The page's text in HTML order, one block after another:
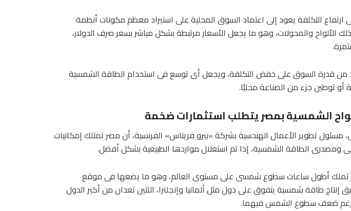
التكلفة يعود إلى اعتماد السوق المحلية على استيراد معظم مكونات أنظمة
الألواح والمحولات، وهو ما يجعل الأسعار مرتبطة بشكل مباشر بسعر صرف الدولار،
يحد من قدرة السوق على خفض التكلفة، ويجعل أى توسع فى استخدام الطاقة الشمسية
أو توطين جزء من الصناعة محليًا.
الشمسية بمصر يتطلب استثمارات ضخمة
مسئول تطوير الأعمال الهندسية بشركة «بيرو فريتاس» الفرنسية، أن مصر تمتلك إمكانيات
ومصدرى الطاقة الشمسية، إذا تم استغلال مواردها الطبيعية بشكل أفضل.
تملك أطول ساعات سطوع شمسى على مستوى العالم، وهو ما يضعها فى موقع
إنتاج طاقة شمسية يتفوق على دول مثل ألمانيا وإنجلترا، اللتين تعدان من أكبر الدول
رغم ضعف سطوع الشمس فيهما.